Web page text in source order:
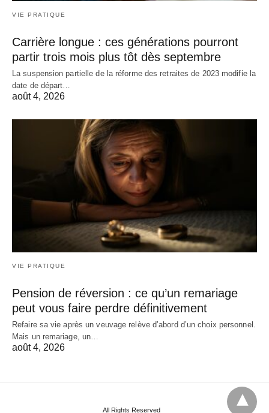
VIE PRATIQUE
Carrière longue : ces générations pourront
partir trois mois plus tôt dès septembre
La suspension partielle de la réforme des retraites de 2023 modifie la
date de départ…
août 4, 2026
VIE PRATIQUE
Pension de réversion : ce qu’un remariage
peut vous faire perdre définitivement
Refaire sa vie après un veuvage relève d’abord d’un choix personnel.
Mais un remariage, un…
août 4, 2026
All Rights Reserved